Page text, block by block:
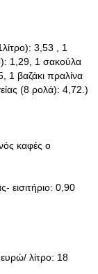
3,53 , 1
1,29, 1 σακούλα
1 βαζάκι πραλίνα
(8 ρολά): 4,72.)
καφές ο
εισιτήριο: 0,90
λίτρο: 18